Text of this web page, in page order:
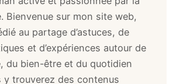
Bienvenue sur mon site web,
au partage d’astuces, de
et d’expériences autour de
du bien-être et du quotidien
y trouverez des contenus